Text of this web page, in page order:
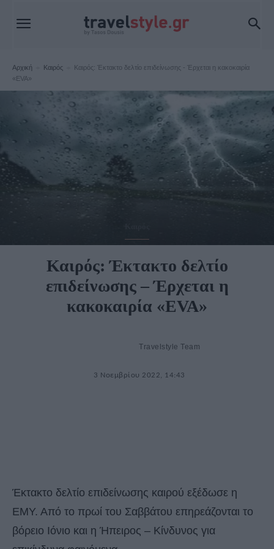
Αρχική Καιρός
Καιρός: Έκτακτο δελτίο επιδείνωσης - Έρχεται η κακοκαιρία
«EVA»
Καιρός: Έκτακτο δελτίο
επιδείνωσης – Έρχεται η
κακοκαιρία «EVA»
Travelstyle Team
3 Νοεμβρίου 2022, 14:43
Έκτακτο δελτίο επιδείνωσης καιρού εξέδωσε η
ΕΜΥ. Από το πρωί του Σαββάτου επηρεάζονται το
βόρειο Ιόνιο και η Ήπειρος – Κίνδυνος για